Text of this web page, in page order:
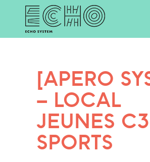
[APÉRO
– LOCAL
JEUNES C3
SPORTS